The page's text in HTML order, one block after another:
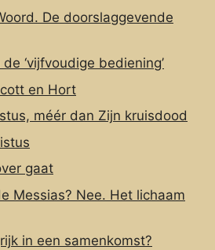
De doorslaggevende
‘vijfvoudige bediening’
en Hort
méér dan Zijn kruisdood
gaat
Messias? Nee. Het lichaam
in een samenkomst?